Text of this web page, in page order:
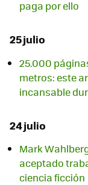
paga por ello
25 julio
25.000
metros: este
incansable
24 julio
Mark
aceptado
ciencia ficción